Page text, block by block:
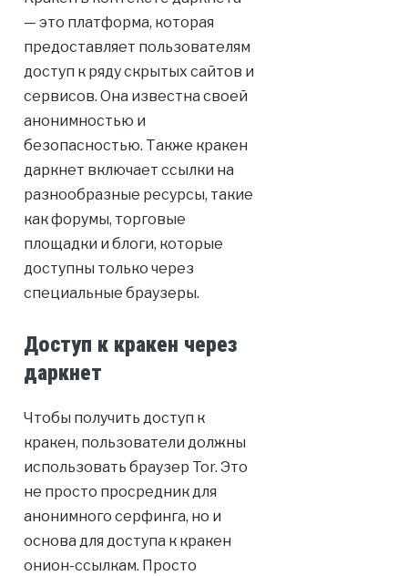
— это платформа, которая
предоставляет пользователям
доступ к ряду скрытых сайтов и
сервисов. Она известна своей
анонимностью и
безопасностью. Также кракен
даркнет включает ссылки на
разнообразные ресурсы, такие
как форумы, торговые
площадки и блоги, которые
доступны только через
специальные браузеры.
Доступ к кракен через
даркнет
Чтобы получить доступ к
кракен, пользователи должны
использовать браузер Tor. Это
не просто просредник для
анонимного серфинга, но и
основа для доступа к кракен
онион-ссылкам. Просто